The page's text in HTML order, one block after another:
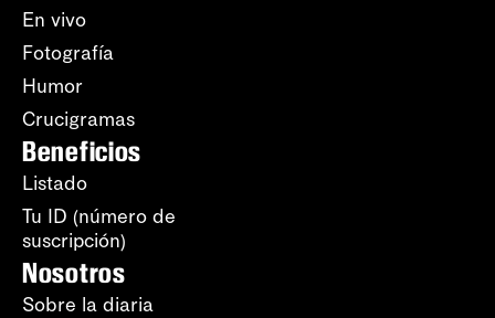
En vivo
Fotografía
Humor
Crucigramas
Beneficios
Listado
Tu ID (número de
suscripción)
Nosotros
Sobre la diaria